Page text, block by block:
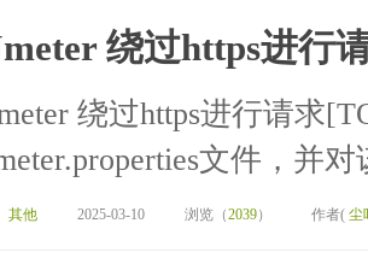
绕过https进行
绕过https进行请求
文件，并
其他 2025-03-10 浏览（2039） 作者( 尘